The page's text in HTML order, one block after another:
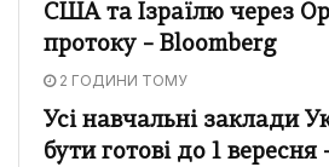
США та Ізраїлю через
протоку – Bloomberg
2 ГОДИНИ ТОМУ
Усі навчальні заклади
бути готові до 1